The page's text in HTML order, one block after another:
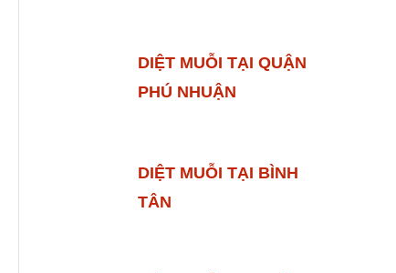
DIỆT MUỖI TẠI QUẬN
PHÚ NHUẬN
DIỆT MUỖI TẠI BÌNH
TÂN